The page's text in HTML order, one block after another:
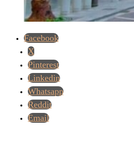
Facebook
X
Pinterest
Linkedin
Whatsapp
Reddit
Email